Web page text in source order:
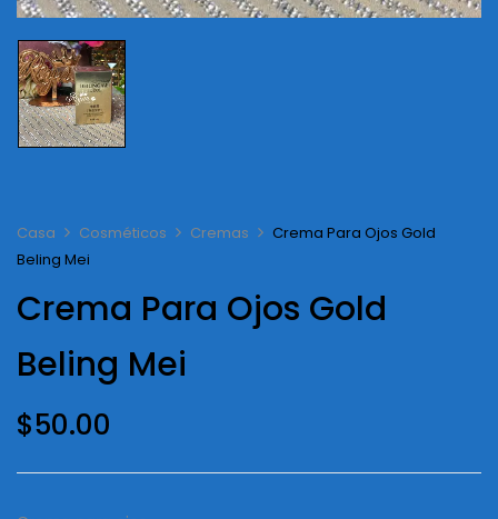
Casa Cosméticos Cremas
Crema Para Ojos Gold
Beling Mei
Crema Para Ojos Gold
Beling Mei
$50.00